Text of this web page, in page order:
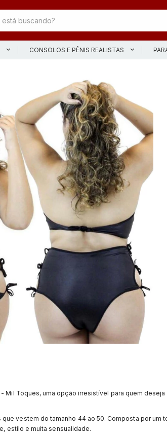
CONSOLOS E PÊNIS REALISTAS
Mil Toques, uma opção irresistível para quem
que vestem do tamanho 44 ao 50. Composta por um
estilo e muita sensualidade.